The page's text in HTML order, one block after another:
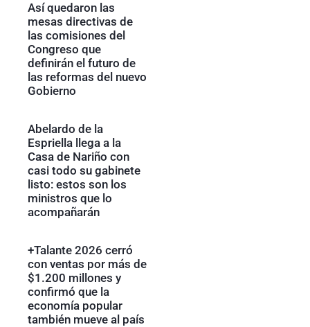
Así quedaron las
mesas directivas de
las comisiones del
Congreso que
definirán el futuro de
las reformas del nuevo
Gobierno
Abelardo de la
Espriella llega a la
Casa de Nariño con
casi todo su gabinete
listo: estos son los
ministros que lo
acompañarán
+Talante 2026 cerró
con ventas por más de
$1.200 millones y
confirmó que la
economía popular
también mueve al país